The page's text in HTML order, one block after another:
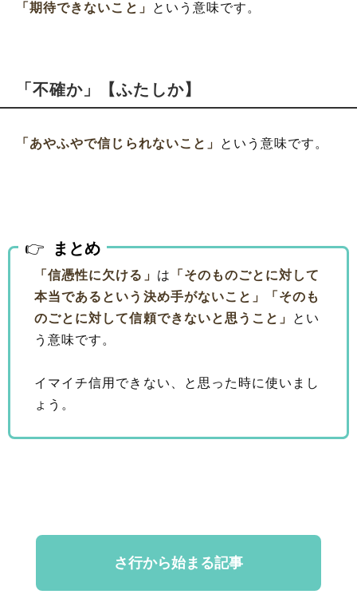
「期待できないこと」 という意味です。
「不確か」【ふたしか】
「あやふやで信じられないこと」 という意味です。
まとめ
「信憑性に欠ける」 は 「そのものごとに対して
本当であるという決め手がないこと」
「そのも
のごとに対して信頼できないと思うこと」
とい
う意味です。
イマイチ信用できない、と思った時に使いまし
ょう。
さ行から始まる記事